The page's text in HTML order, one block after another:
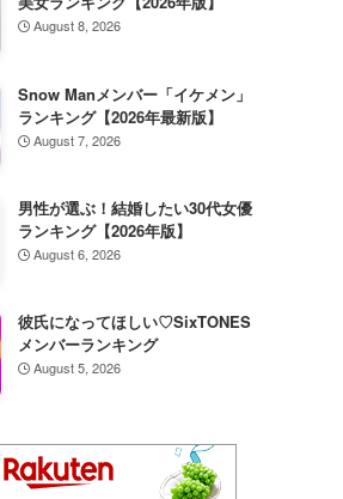
August 8, 2026
Snow Manメンバー「イケメン」
ランキング【2026年最新版】
August 7, 2026
男性が選ぶ！結婚したい30代女優
ランキング【2026年版】
August 6, 2026
彼氏になってほしい♡SixTONES
メンバーランキング
August 5, 2026